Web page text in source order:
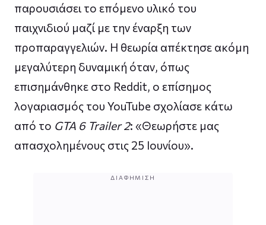
παρουσιάσει το επόμενο υλικό του
παιχνιδιού μαζί με την έναρξη των
προπαραγγελιών. Η θεωρία απέκτησε ακόμη
μεγαλύτερη δυναμική όταν, όπως
επισημάνθηκε στο Reddit, ο επίσημος
λογαριασμός του YouTube σχολίασε κάτω
από το GTA 6 Trailer 2: «Θεωρήστε μας
απασχολημένους στις 25 Ιουνίου».
ΔΙΑΦΉΜΙΣΗ